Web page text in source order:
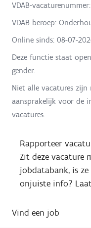
VDAB-vacaturenummer:
VDAB-beroep:
Online sinds: 08-07-
Deze functie staat
gender.
Niet alle vacatures zijn
aansprakelijk voor de
vacatures.
Rapporteer
Zit deze vacature
jobdatabank, is
onjuiste info?
Vind een job